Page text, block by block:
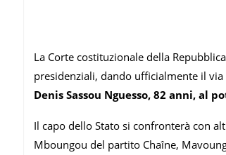
La Corte costituzionale della
presidenziali, dando ufficialmente il via
Denis Sassou Nguesso, 82 anni, al
Il capo dello Stato si confronterà con
Mboungou del partito Chaîne,